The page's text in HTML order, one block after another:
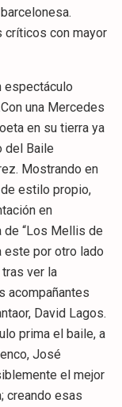
críticos con mayor
espectáculo
una Mercedes
en su tierra ya
del Baile
Mostrando en
estilo propio,
en
de “Los Mellis de
este por otro lado
ver la
acompañantes
David Lagos.
prima el baile, a
José
el mejor
creando esas